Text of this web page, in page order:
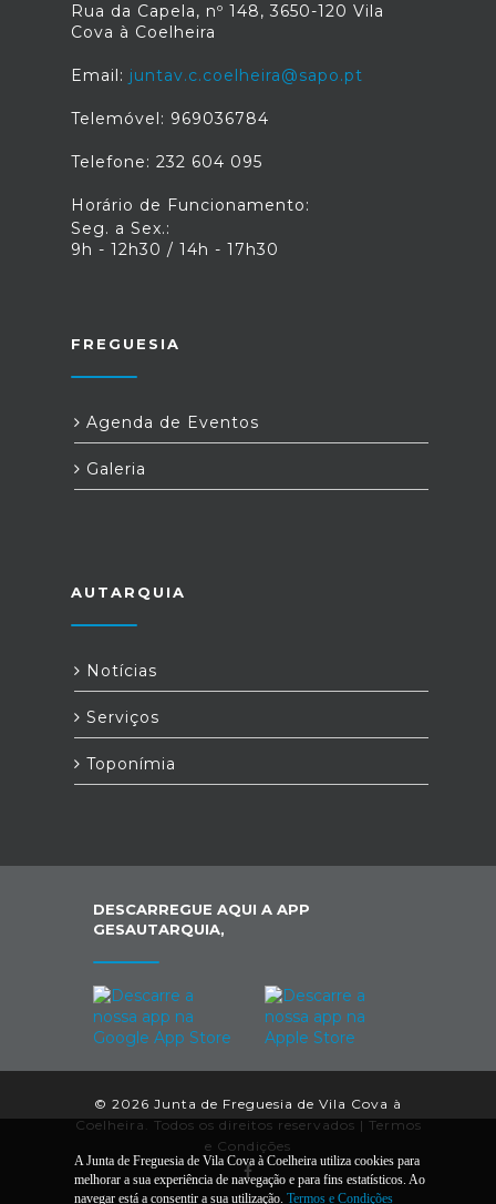
Rua da Capela, nº 148, 3650-120 Vila
Cova à Coelheira
Email: juntav.c.coelheira@sapo.pt
Telemóvel: 969036784
Telefone: 232 604 095
Horário de Funcionamento:
Seg. a Sex.:
9h - 12h30 / 14h - 17h30
FREGUESIA
Agenda de Eventos
Galeria
AUTARQUIA
Notícias
Serviços
Toponímia
DESCARREGUE AQUI A APP
GESAUTARQUIA,
© 2026 Junta de Freguesia de Vila Cova à
Coelheira. Todos os direitos reservados | Termos
e Condições
A Junta de Freguesia de Vila Cova à Coelheira utiliza cookies para
melhorar a sua experiência de navegação e para fins estatísticos. Ao
navegar está a consentir a sua utilização. Termos e Condições